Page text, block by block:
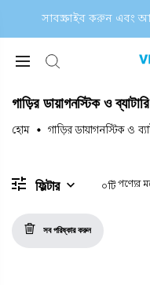
সাবস্ক্রাইব করুন এবং
গাড়ির ডায়াগনস্টিক ও
হোম গাড়ির ডায়াগনস্টিক ও
ফিল্টার ০টিপণ্যের
সব পরিষ্কার করুন